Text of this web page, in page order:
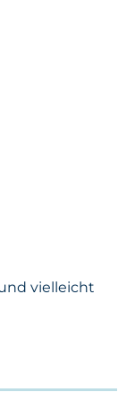
vielleicht